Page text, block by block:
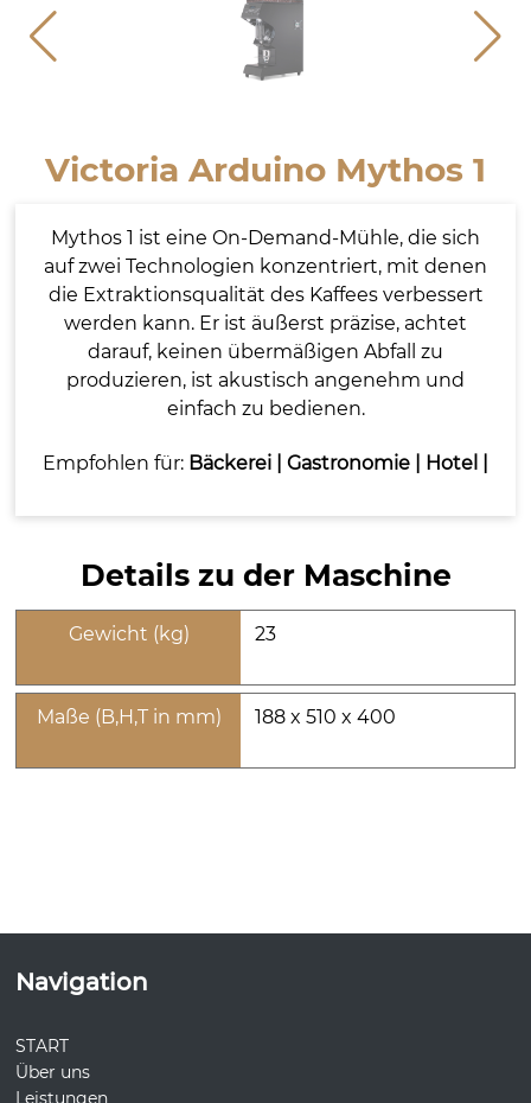
Victoria Arduino Mythos 1
Mythos 1 ist eine On-Demand-Mühle, die sich
auf zwei Technologien konzentriert, mit denen
die Extraktionsqualität des Kaffees verbessert
werden kann. Er ist äußerst präzise, achtet
darauf, keinen übermäßigen Abfall zu
produzieren, ist akustisch angenehm und
einfach zu bedienen.
Empfohlen für: Bäckerei Gastronomie Hotel
Details zu der Maschine
Gewicht (kg) 23
Maße (B,H,T in mm) 188 x 510 x 400
Navigation
START
Über uns
Leistungen